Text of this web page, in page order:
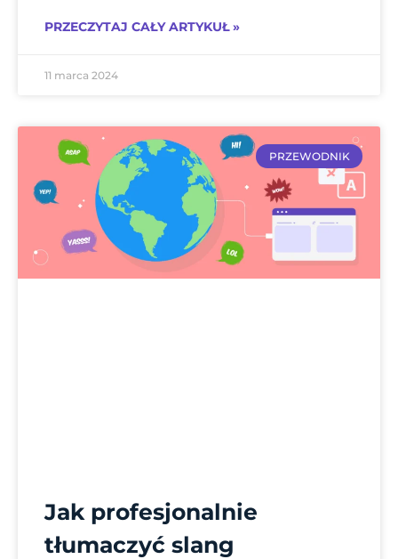
PRZECZYTAJ CAŁY ARTYKUŁ »
11 marca 2024
PRZEWODNIK
Jak profesjonalnie
tłumaczyć slang